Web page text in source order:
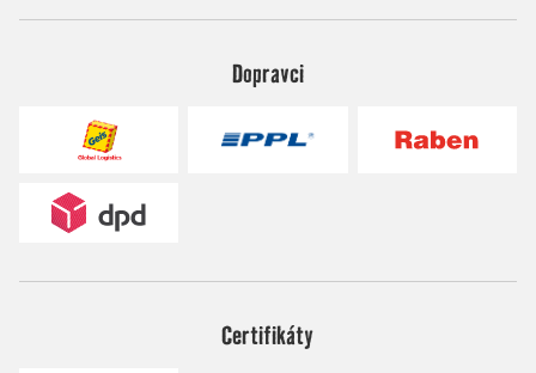
Dopravci
Certifikáty